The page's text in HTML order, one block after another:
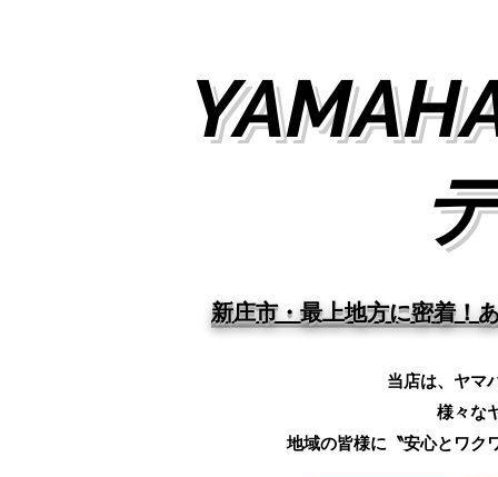
新庄市・最上地方に密着！
当店は、ヤマ
様々な
地域の皆様に〝安心とワク